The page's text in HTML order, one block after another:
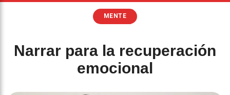
MENTE
Narrar para la recuperación
emocional